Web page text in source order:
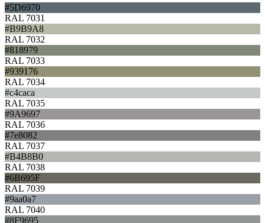
#5D6970
RAL 7031
#B9B9A8
RAL 7032
#818979
RAL 7033
#939176
RAL 7034
#c4caca
RAL 7035
#9A9697
RAL 7036
#7e8082
RAL 7037
#B4B8B0
RAL 7038
#6B695F
RAL 7039
#9aa0a7
RAL 7040
#8F9695